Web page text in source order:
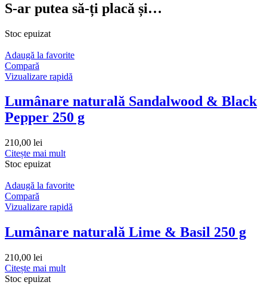
S-ar putea să-ți placă și…
Stoc epuizat
Adaugă la favorite
Compară
Vizualizare rapidă
Lumânare naturală Sandalwood & Black
Pepper 250 g
210,00 lei
Citește mai mult
Stoc epuizat
Adaugă la favorite
Compară
Vizualizare rapidă
Lumânare naturală Lime & Basil 250 g
210,00 lei
Citește mai mult
Stoc epuizat